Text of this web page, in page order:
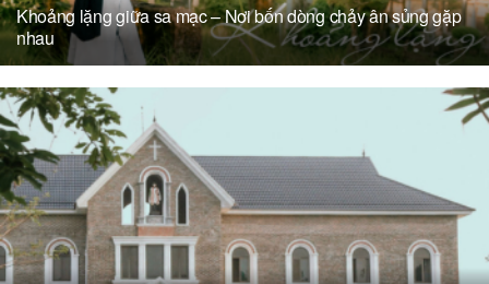
Khoảng lặng giữa sa mạc – Nơi bốn dòng chảy ân sủng gặp
nhau